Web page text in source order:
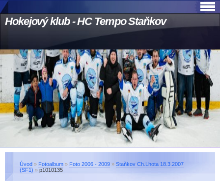
Hokejový klub - HC Tempo Staňkov
Úvod » Fotoalbum » Foto 2006 - 2009 » Staňkov Ch.Lhota 18.3.2007
(SF1) » p1010135